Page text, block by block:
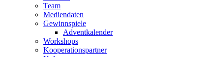
Team
Mediendaten
Gewinnspiele
Adventkalender
Workshops
Kooperationspartner